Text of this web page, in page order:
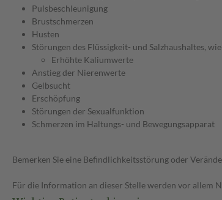
Pulsbeschleunigung
Brustschmerzen
Husten
Störungen des Flüssigkeit- und Salzhaushaltes,
Erhöhte Kaliumwerte
Anstieg der Nierenwerte
Gelbsucht
Erschöpfung
Störungen der Sexualfunktion
Schmerzen im Haltungs- und Bewegungsapparat
Bemerken Sie eine Befindlichkeitsstörung oder
Für die Information an dieser Stelle werden vor allem